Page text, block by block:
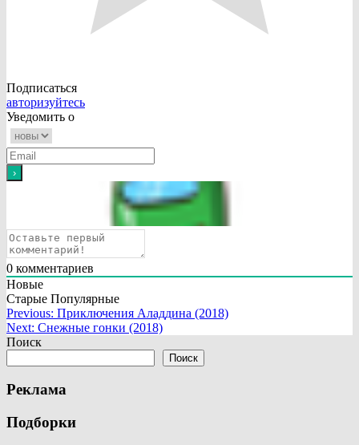
Подписаться
авторизуйтесь
Уведомить о
0 комментариев
Новые
Старые Популярные
Навигация
по
Previous: Приключения Аладдина (2018)
Next: Снежные гонки (2018)
Поиск
Поиск
Реклама
Подборки